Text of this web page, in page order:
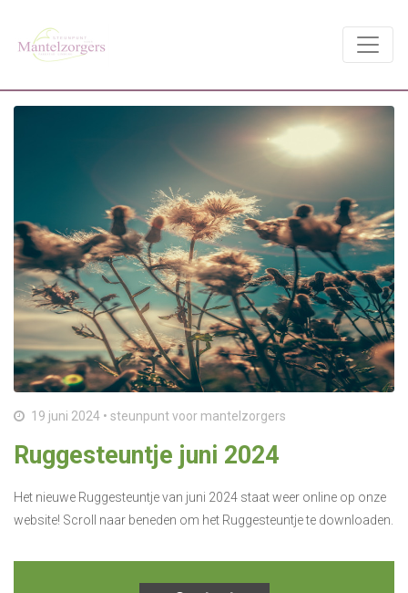
19 juni 2024 • steunpunt voor mantelzorgers
Ruggesteuntje juni 2024
Het nieuwe Ruggesteuntje van juni 2024 staat weer online op onze
website! Scroll naar beneden om het Ruggesteuntje te downloaden.